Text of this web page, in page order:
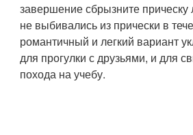
завершение сбрызните прическу
не выбивались из прически в
романтичный и легкий вариант
для прогулки с друзьями, и для
похода на учебу.